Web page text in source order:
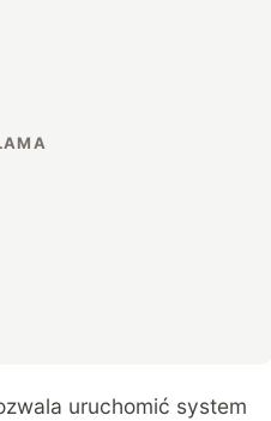
uruchomić system